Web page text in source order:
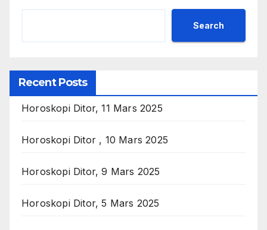
Search
Recent Posts
Horoskopi Ditor, 11 Mars 2025
Horoskopi Ditor , 10 Mars 2025
Horoskopi Ditor, 9 Mars 2025
Horoskopi Ditor, 5 Mars 2025